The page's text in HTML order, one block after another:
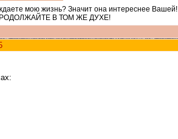
мою жизнь? Значит она интереснее Вашей!
В ТОМ ЖЕ ДУХЕ!